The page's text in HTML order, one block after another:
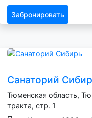
Забронировать
Санаторий
Тюменская область,
тракта, стр. 1